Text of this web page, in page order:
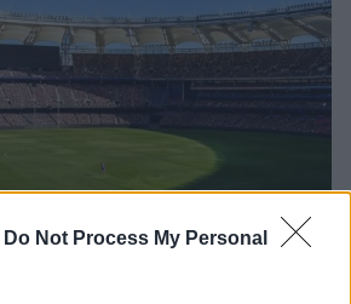
Do Not Process My Personal